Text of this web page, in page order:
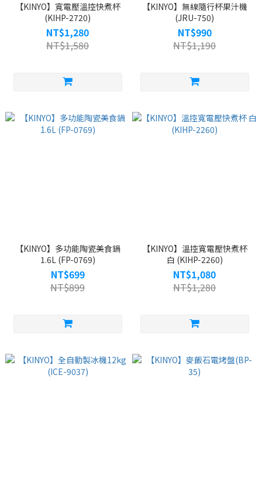
【KINYO】寬電壓溫控快煮杯
(KIHP-2720)
NT$1,280
NT$1,580
【KINYO】無線隨行杯果汁機
(JRU-750)
NT$990
NT$1,190
【KINYO】多功能陶瓷美食鍋
1.6L (FP-0769)
NT$699
NT$899
【KINYO】溫控寬電壓快煮杯
白 (KIHP-2260)
NT$1,080
NT$1,280